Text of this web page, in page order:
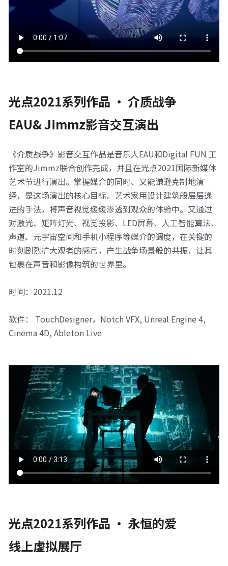
光点2021系列作品 · 介质战争
EAU& Jimmz影音交互演出
《介质战争》影音交互作品是音乐人EAU和Digital FUN 工
作室的Jimmz联合创作完成，并且在光点2021国际新媒体
艺术节进行演出。掌握媒介的同时、又能谦逊克制地演
绎，是这场演出的核心目标。艺术家用设计建筑般层层递
进的手法，将声音视觉缓缓渗透到观众的体验中。又通过
对激光、矩阵灯光、视觉投影、LED屏幕、人工智能算法、
声道、元宇宙空间和手机小程序等媒介的调度，在关键的
时刻剧烈扩大观者的感官，产生战争场景般的共振，让其
包裹在声音和影像构筑的世界里。
时间：2021.12
软件： TouchDesigner，Notch VFX, Unreal Engine 4,
Cinema 4D, Ableton Live
光点2021系列作品 · 永恒的爱
线上虚拟展厅